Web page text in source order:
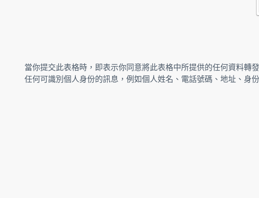
當你提交此表格時，即表示你同意將此表格中所提供的任何資料
任何可識別個人身份的訊息，例如個人姓名、電話號碼、地址、身